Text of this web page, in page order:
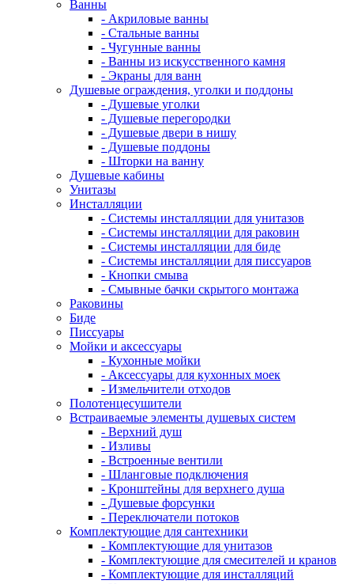
Ванны
- Акриловые ванны
- Стальные ванны
- Чугунные ванны
- Ванны из искусственного камня
- Экраны для ванн
Душевые ограждения, уголки и поддоны
- Душевые уголки
- Душевые перегородки
- Душевые двери в нишу
- Душевые поддоны
- Шторки на ванну
Душевые кабины
Унитазы
Инсталляции
- Системы инсталляции для унитазов
- Системы инсталляции для раковин
- Системы инсталляции для биде
- Системы инсталляции для писсуаров
- Кнопки смыва
- Смывные бачки скрытого монтажа
Раковины
Биде
Писсуары
Мойки и аксессуары
- Кухонные мойки
- Аксессуары для кухонных моек
- Измельчители отходов
Полотенцесушители
Встраиваемые элементы душевых систем
- Верхний душ
- Изливы
- Встроенные вентили
- Шланговые подключения
- Кронштейны для верхнего душа
- Душевые форсунки
- Переключатели потоков
Комплектующие для сантехники
- Комплектующие для унитазов
- Комплектующие для смесителей и кранов
- Комплектующие для инсталляций